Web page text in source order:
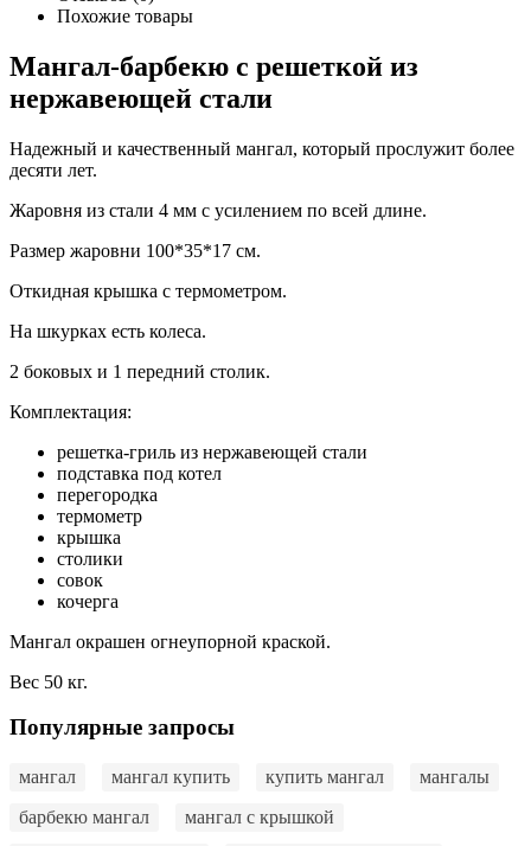
Похожие товары
Мангал-барбекю с решеткой из
нержавеющей стали
Надежный и качественный мангал, который прослужит более
десяти лет.
Жаровня из стали 4 мм с усилением по всей длине.
Размер жаровни 100*35*17 см.
Откидная крышка с термометром.
На шкурках есть колеса.
2 боковых и 1 передний столик.
Комплектация:
решетка-гриль из нержавеющей стали
подставка под котел
перегородка
термометр
крышка
столики
совок
кочерга
Мангал окрашен огнеупорной краской.
Вес 50 кг.
Популярные запросы
мангал мангал купить купить мангал
мангалы
барбекю мангал
мангал с крышкой